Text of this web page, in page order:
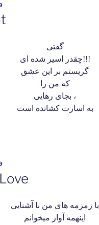
گفتی
چقدر اسیر شده ای!!!
گریستم بر این عشق
که من را
بجای رهایی ،
به اسارت کشانده است
با زمزمه های من نا آشنایی
اینهمه آواز میخوانم